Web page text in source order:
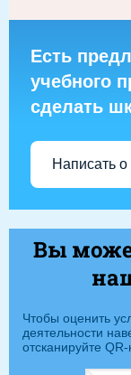
Есть
учебного
сделать
Написать
Вы
Чтобы оценить
деятельности
отсканируйте QR-